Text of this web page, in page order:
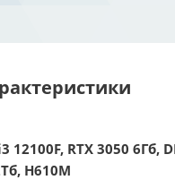
RTX 3050 6Гб,
H610M